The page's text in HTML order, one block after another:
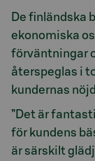
De finländska
ekonomiska
förväntningar
återspeglas i
kundernas
”Det är
för kundens
är särskilt